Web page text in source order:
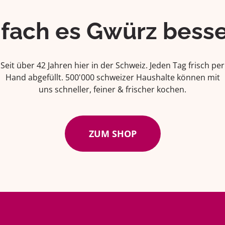
es Gwürz
Seit über 42 Jahren hier in der Schweiz. Jeden Tag frisch per
Hand abgefüllt. 500'000 schweizer Haushalte können mit
uns schneller, feiner & frischer kochen.
ZUM SHOP